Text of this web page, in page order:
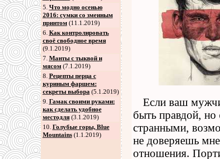
5. Что модно осенью
2016: сумки со змеиным
принтом(11.1.2019)
6. Как контролировать
своё свободное время
(9.1.2019)
7. Манты с тыквой и
мясом(7.1.2019)
8. Рецепты перца с
куриным фаршем:
секреты выбора(5.1.2019)
9. Гамак своими руками:
как сделать удобное
местодля(3.1.2019)
10. Голубые горы, Blue
Mountains(1.1.2019)
Если ваш
быть правдой, но
странными,
не доверяешь
отношения.